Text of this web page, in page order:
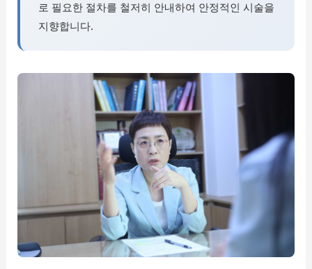
로 필요한 절차를 철저히 안내하여 안정적인 시술을
지향합니다.